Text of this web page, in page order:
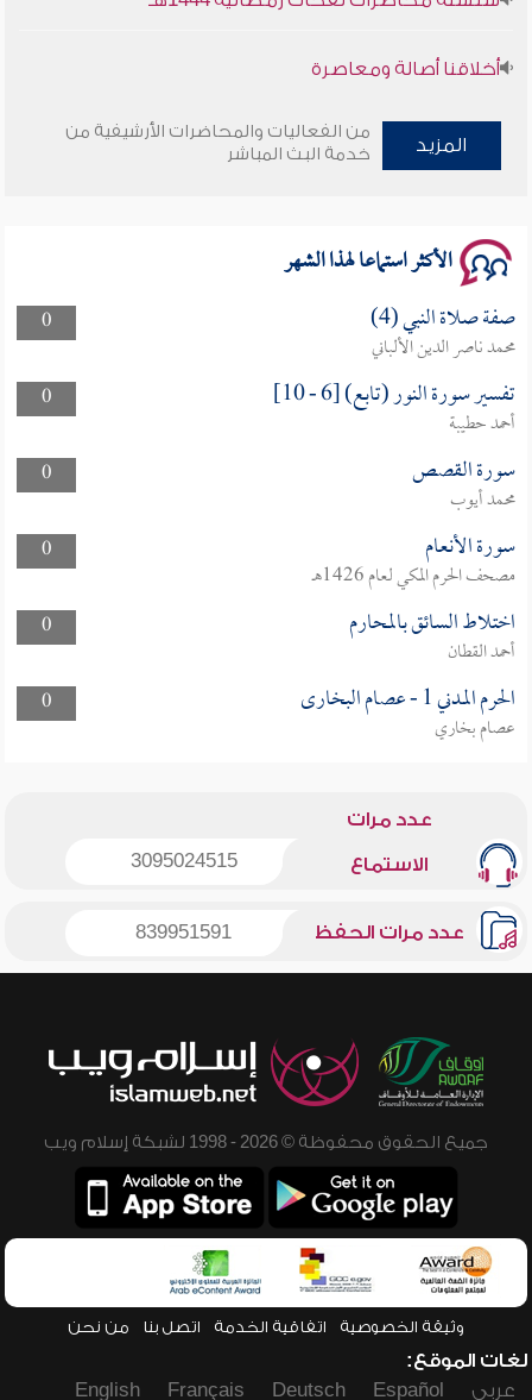
أخلاقنا أصالة ومعاصرة
المزيد
من الفعاليات والمحاضرات الأرشيفية من
خدمة البث المباشر
الأكثر استماعا لهذا الشهر
0 صفة صلاة النبي (4)
محمد ناصر الدين الألباني
0
تفسير سورة النور (تابع) [6 - 10]
أحمد حطيبة
0
سورة القصص
محمد أيوب
0
سورة الأنعام
مصحف الحرم المكي لعام 1426هـ
0
اختلاط السائق بالمحارم
أحمد القطان
0
الحرم المدني 1 - عصام البخارى
عصام بخاري
عدد مرات
الاستماع 3095024515
عدد مرات الحفظ 839951591
جميع الحقوق محفوظة © 2026 - 1998 لشبكة إسلام ويب
وثيقة الخصوصية اتفاقية الخدمة اتصل بنا من نحن
لغات الموقع:
عربي
Español
Deutsch
Français
English